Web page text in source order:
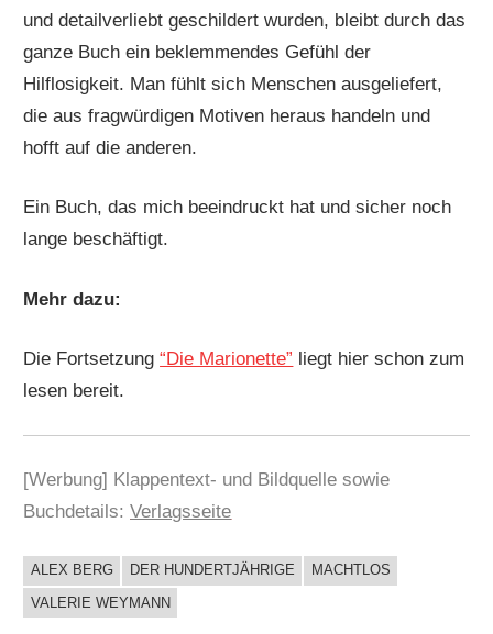
und detailverliebt geschildert wurden, bleibt durch das
ganze Buch ein beklemmendes Gefühl der
Hilflosigkeit. Man fühlt sich Menschen ausgeliefert,
die aus fragwürdigen Motiven heraus handeln und
hofft auf die anderen.
Ein Buch, das mich beeindruckt hat und sicher noch
lange beschäftigt.
Mehr dazu:
Die Fortsetzung“Die Marionette” liegt hier schon zum
lesen bereit.
[Werbung] Klappentext- und Bildquelle sowie
Buchdetails:Verlagsseite
BUCHIGES
ALEX BERG DER HUNDERTJÄHRIGE
MACHTLOS
VALERIE WEYMANN